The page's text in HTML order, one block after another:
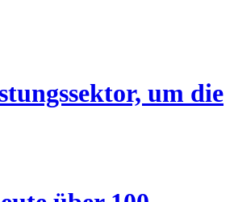
um die